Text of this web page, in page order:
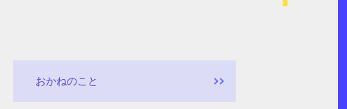
おかねのこと